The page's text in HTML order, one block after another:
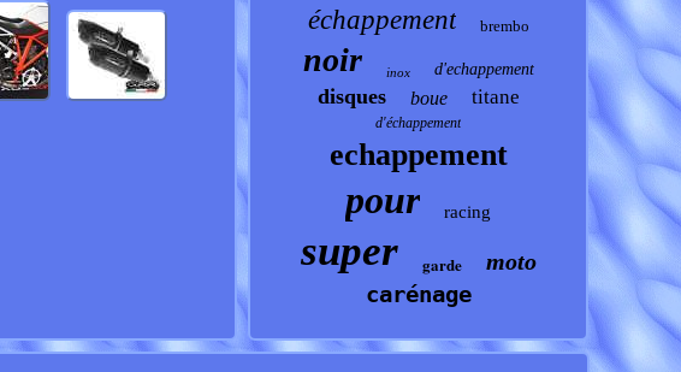
échappement brembo
noir inox d'echappement
disques boue titane
d'échappement
echappement
pour racing
super garde
moto
carénage